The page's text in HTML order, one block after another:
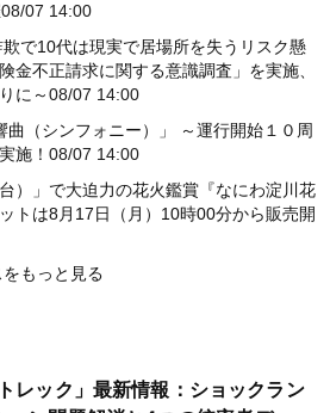
08/07 14:00
で10代は現実で居場所を失うリスク懸
金不正請求に関する意識調査」を実施、
に～08/07 14:00
曲（シンフォニー）」 ～運行開始１０周
施！ 08/07 14:00
）」で大迫力の花火鑑賞『なにわ淀川花
トは8月17日（月）10時00分から販売開
もっと見る
レック」最新情報：ショックラン